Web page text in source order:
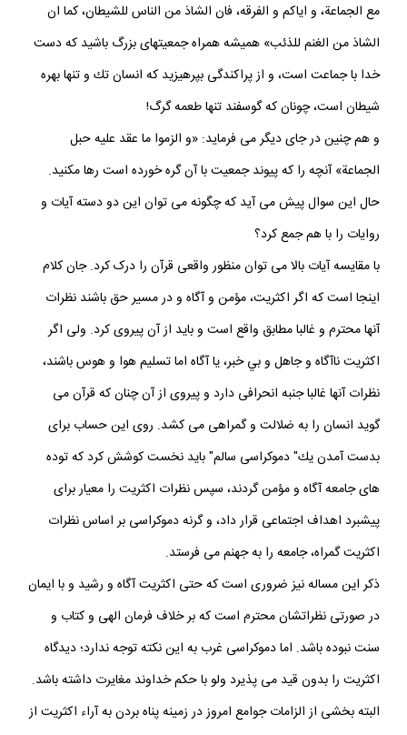
مع الجماعة، و اياكم و الفرقه، فان الشاذ من الناس للشيطان، كما ان
الشاذ من الغنم للذئب» هميشه همراه جمعيتهاى بزرگ باشيد كه دست
خدا با جماعت است، و از پراكندگى بپرهيزيد كه انسان تك و تنها بهره
شيطان است، چونان كه گوسفند تنها طعمه گرگ!
و هم چنین در جای دیگر می فرماید: «و الزموا ما عقد عليه حبل
الجماعة» آنچه را كه پيوند جمعيت با آن گره خورده است رها مكنيد.
حال این سوال پیش می آید که چگونه می توان این دو دسته آیات و
روایات را با هم جمع کرد؟
با مقایسه آیات بالا می توان منظور واقعی قرآن را درک کرد. جان كلام
اينجا است كه اگر اكثريت، مؤمن و آگاه و در مسير حق باشند نظرات
آنها محترم و غالبا مطابق واقع است و بايد از آن پيروى كرد. ولى اگر
اكثريت ناآگاه و جاهل و بي خبر، يا آگاه اما تسليم هوا و هوس باشند،
نظرات آنها غالبا جنبه انحرافى دارد و پيروى از آن چنان كه قرآن مى‏
گويد انسان را به ضلالت و گمراهى مى‏ كشد. روى اين حساب براى
بدست آمدن يك" دموكراسى سالم" بايد نخست كوشش كرد كه توده‏
هاى جامعه آگاه و مؤمن گردند، سپس نظرات اكثريت را معيار براى
پيشبرد اهداف اجتماعى قرار داد، و گرنه دموكراسى بر اساس نظرات
اكثريت گمراه، جامعه را به جهنم مى‏ فرستد.
ذكر اين مساله نيز ضرورى است كه حتى اكثريت آگاه و رشيد و با ايمان
در صورتى نظراتشان محترم است كه بر خلاف فرمان الهى و كتاب و
سنت نبوده باشد. اما دموکراسی غرب به این نکته توجه ندارد؛ دیدگاه
اکثریت را بدون قید می پذیرد ولو با حکم خداوند مغایرت داشته باشد.
البته بخشى از الزامات جوامع امروز در زمينه پناه بردن به آراء اكثريت از